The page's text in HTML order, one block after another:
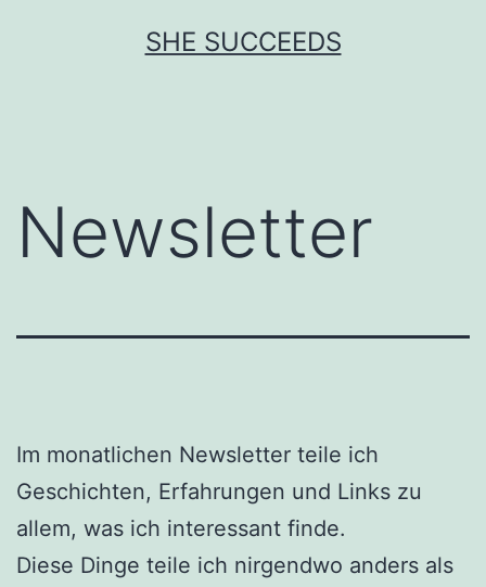
SHE SUCCEEDS
Newsletter
Im monatlichen Newsletter teile ich
Geschichten, Erfahrungen und Links zu
allem, was ich interessant finde.
Diese Dinge teile ich nirgendwo anders als